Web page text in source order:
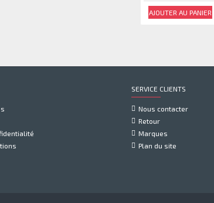
AJOUTER AU PANIER
SERVICE CLIENTS
Nous contacter
Retour
Marques
Plan du site